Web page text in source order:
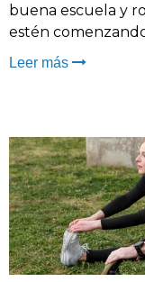
buena escuela y
estén
Leer más